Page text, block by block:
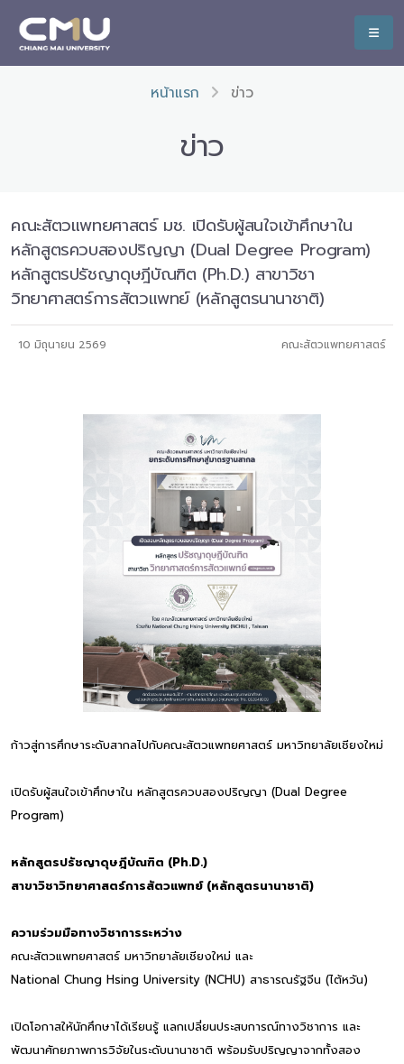
หน้าแรก ข่าว
ข่าว
คณะสัตวแพทยศาสตร์ มช. เปิดรับผู้สนใจเข้าศึกษาใน
หลักสูตรควบสองปริญญา (Dual Degree Program)
หลักสูตรปรัชญาดุษฎีบัณฑิต (Ph.D.) สาขาวิชา
วิทยาศาสตร์การสัตวแพทย์ (หลักสูตรนานาชาติ)
10 มิถุนายน 2569 คณะสัตวแพทยศาสตร์
ก้าวสู่การศึกษาระดับสากลไปกับคณะสัตวแพทยศาสตร์ มหาวิทยาลัยเชียงใหม่
เปิดรับผู้สนใจเข้าศึกษาใน หลักสูตรควบสองปริญญา (Dual Degree
Program)
หลักสูตรปรัชญาดุษฎีบัณฑิต (Ph.D.)
สาขาวิชาวิทยาศาสตร์การสัตวแพทย์ (หลักสูตรนานาชาติ)
ความร่วมมือทางวิชาการระหว่าง
คณะสัตวแพทยศาสตร์ มหาวิทยาลัยเชียงใหม่ และ
National Chung Hsing University (NCHU) สาธารณรัฐจีน (ไต้หวัน)
เปิดโอกาสให้นักศึกษาได้เรียนรู้ แลกเปลี่ยนประสบการณ์ทางวิชาการ และ
พัฒนาศักยภาพการวิจัยในระดับนานาชาติ พร้อมรับปริญญาจากทั้งสอง